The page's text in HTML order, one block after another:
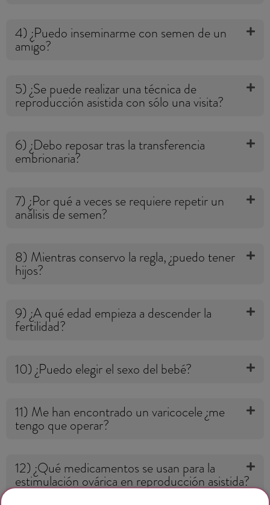
4) ¿Puedo inseminarme con semen de un
amigo?
5) ¿Se puede realizar una técnica de
reproducción asistida con sólo una visita?
6) ¿Debo reposar tras la transferencia
embrionaria?
7) ¿Por qué a veces se requiere repetir un
análisis de semen?
8) Mientras conservo la regla, ¿puedo tener
hijos?
9) ¿A qué edad empieza a descender la
fertilidad?
10) ¿Puedo elegir el sexo del bebé?
11) Me han encontrado un varicocele ¿me
tengo que operar?
12) ¿Qué medicamentos se usan para la
estimulación ovárica en reproducción asistida?